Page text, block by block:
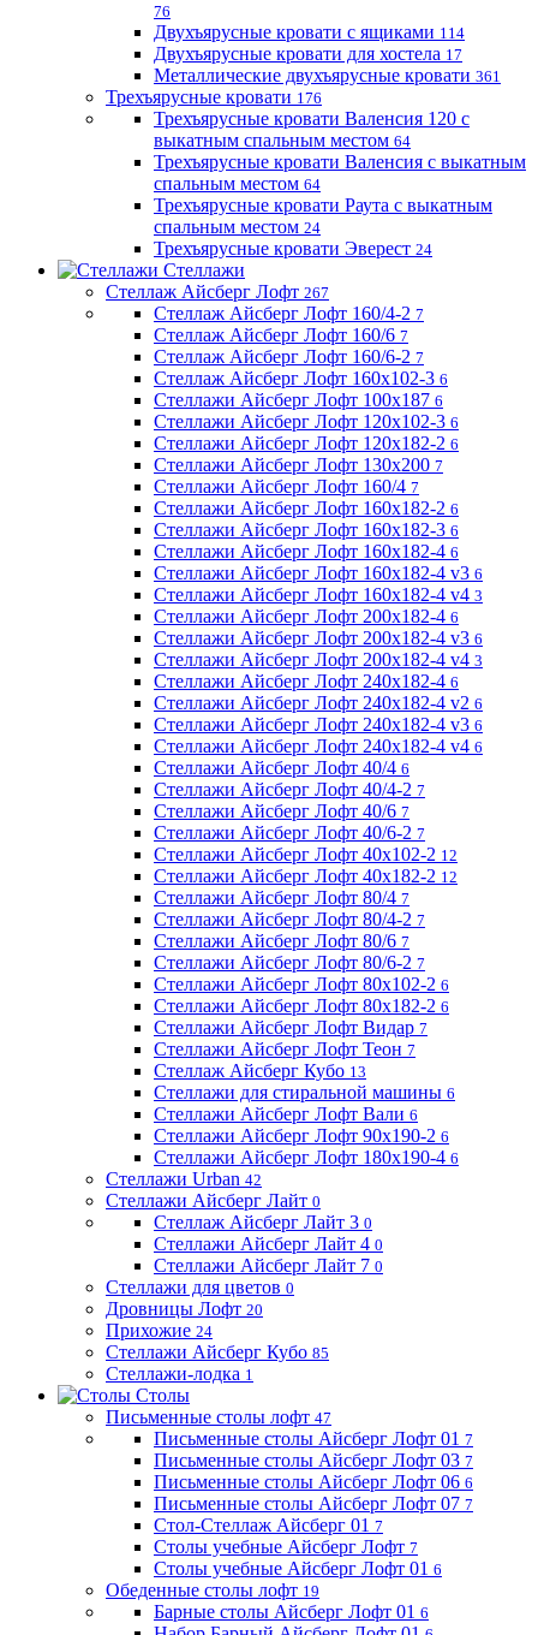
76
Двухъярусные кровати с ящиками 114
Двухъярусные кровати для хостела 17
Металлические двухъярусные кровати 361
Трехъярусные кровати 176
Трехъярусные кровати Валенсия 120 с
выкатным спальным местом 64
Трехъярусные кровати Валенсия с выкатным
спальным местом 64
Трехъярусные кровати Раута с выкатным
спальным местом 24
Трехъярусные кровати Эверест 24
Стеллажи
Стеллаж Айсберг Лофт 267
Стеллаж Айсберг Лофт 160/4-2 7
Стеллаж Айсберг Лофт 160/6 7
Стеллаж Айсберг Лофт 160/6-2 7
Стеллаж Айсберг Лофт 160х102-3 6
Стеллажи Айсберг Лофт 100х187 6
Стеллажи Айсберг Лофт 120х102-3 6
Стеллажи Айсберг Лофт 120х182-2 6
Стеллажи Айсберг Лофт 130х200 7
Стеллажи Айсберг Лофт 160/4 7
Стеллажи Айсберг Лофт 160х182-2 6
Стеллажи Айсберг Лофт 160х182-3 6
Стеллажи Айсберг Лофт 160х182-4 6
Стеллажи Айсберг Лофт 160х182-4 v3 6
Стеллажи Айсберг Лофт 160х182-4 v4 3
Стеллажи Айсберг Лофт 200х182-4 6
Стеллажи Айсберг Лофт 200х182-4 v3 6
Стеллажи Айсберг Лофт 200х182-4 v4 3
Стеллажи Айсберг Лофт 240х182-4 6
Стеллажи Айсберг Лофт 240х182-4 v2 6
Стеллажи Айсберг Лофт 240х182-4 v3 6
Стеллажи Айсберг Лофт 240х182-4 v4 6
Стеллажи Айсберг Лофт 40/4 6
Стеллажи Айсберг Лофт 40/4-2 7
Стеллажи Айсберг Лофт 40/6 7
Стеллажи Айсберг Лофт 40/6-2 7
Стеллажи Айсберг Лофт 40х102-2 12
Стеллажи Айсберг Лофт 40х182-2 12
Стеллажи Айсберг Лофт 80/4 7
Стеллажи Айсберг Лофт 80/4-2 7
Стеллажи Айсберг Лофт 80/6 7
Стеллажи Айсберг Лофт 80/6-2 7
Стеллажи Айсберг Лофт 80х102-2 6
Стеллажи Айсберг Лофт 80х182-2 6
Стеллажи Айсберг Лофт Видар 7
Стеллажи Айсберг Лофт Теон 7
Стеллаж Айсберг Кубо 13
Стеллажи для стиральной машины 6
Стеллажи Айсберг Лофт Вали 6
Стеллажи Айсберг Лофт 90х190-2 6
Стеллажи Айсберг Лофт 180х190-4 6
Стеллажи Urban 42
Стеллажи Айсберг Лайт 0
Стеллаж Айсберг Лайт 3 0
Стеллажи Айсберг Лайт 4 0
Стеллажи Айсберг Лайт 7 0
Стеллажи для цветов 0
Дровницы Лофт 20
Прихожие 24
Стеллажи Айсберг Кубо 85
Стеллажи-лодка 1
Столы
Письменные столы лофт 47
Письменные столы Айсберг Лофт 01 7
Письменные столы Айсберг Лофт 03 7
Письменные столы Айсберг Лофт 06 6
Письменные столы Айсберг Лофт 07 7
Стол-Стеллаж Айсберг 01 7
Столы учебные Айсберг Лофт 7
Столы учебные Айсберг Лофт 01 6
Обеденные столы лофт 19
Барные столы Айсберг Лофт 01 6